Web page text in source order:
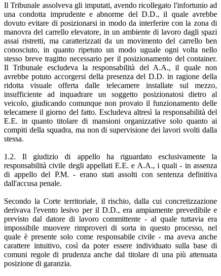
Il Tribunale assolveva gli imputati, avendo ricollegato l'infortunio ad
una condotta imprudente e abnorme del D.D., il quale avrebbe
dovuto evitare di posizionarsi in modo da interferire con la zona di
manovra del carrello elevatore, in un ambiente di lavoro dagli spazi
assai ristretti, ma caratterizzati da un movimento del carrello ben
conosciuto, in quanto ripetuto un modo uguale ogni volta nello
stesso breve tragitto necessario per il posizionamento del container.
Il Tribunale escludeva la responsabilità del A.A., il quale non
avrebbe potuto accorgersi della presenza del D.D. in ragione della
ridotta visuale offerta dalle telecamere installate sul mezzo,
insufficiente ad inquadrare un soggetto posizionatosi dietro al
veicolo, giudicando comunque non provato il funzionamento delle
telecamere il giorno del fatto. Escludeva altresì la responsabilità del
E.E. in quanto titolare di mansioni organizzative solo quanto ai
compiti della squadra, ma non di supervisione dei lavori svolti dalla
stessa.
1.2. Il giudizio di appello ha riguardato esclusivamente la
responsabilità civile degli appellati E.E. e A.A., i quali - in assenza
di appello del P.M. - erano stati assolti con sentenza definitiva
dall'accusa penale.
Secondo la Corte territoriale, il rischio, dalla cui concretizzazione
derivava l'evento lesivo per il D.D., era ampiamente prevedibile e
previsto dal datore di lavoro committente - al quale tuttavia era
impossibile muovere rimproveri di sorta in questo processo, nel
quale è presente solo come responsabile civile - ma aveva anche
carattere intuitivo, così da poter essere individuato sulla base di
comuni regole di prudenza anche dal titolare di una più attenuata
posizione di garanzia.